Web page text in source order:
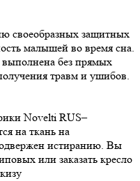
своеобразных защитных
малышей во время сна.
без прямых
травм и ушибов.
Novelti RUS–
на ткань на
истиранию. Вы
или заказать кресло